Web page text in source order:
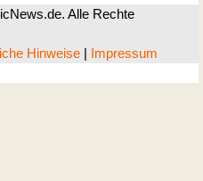
Alle Rechte
Hinweise | Impressum